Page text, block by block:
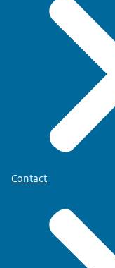
Contact